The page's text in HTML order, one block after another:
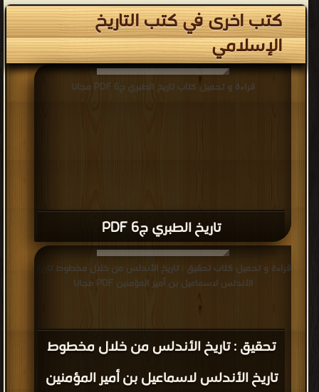
كتب اخرى في كتب التاريخ
الإسلامي
تاريخ الطبري ج6 PDF
قراءة و تحميل كتاب تاريخ الطبري ج6 PDF مجانا
تحقيق : تاريخ الأندلس من خلال مخطوط
تاريخ الأندلس لاسماعيل بن أمير المؤمنين
قراءة و تحميل كتاب تحقيق : تاريخ الأندلس من خلال مخطوط تاريخ
الأندلس لاسماعيل بن أمير المؤمنين PDF مجانا